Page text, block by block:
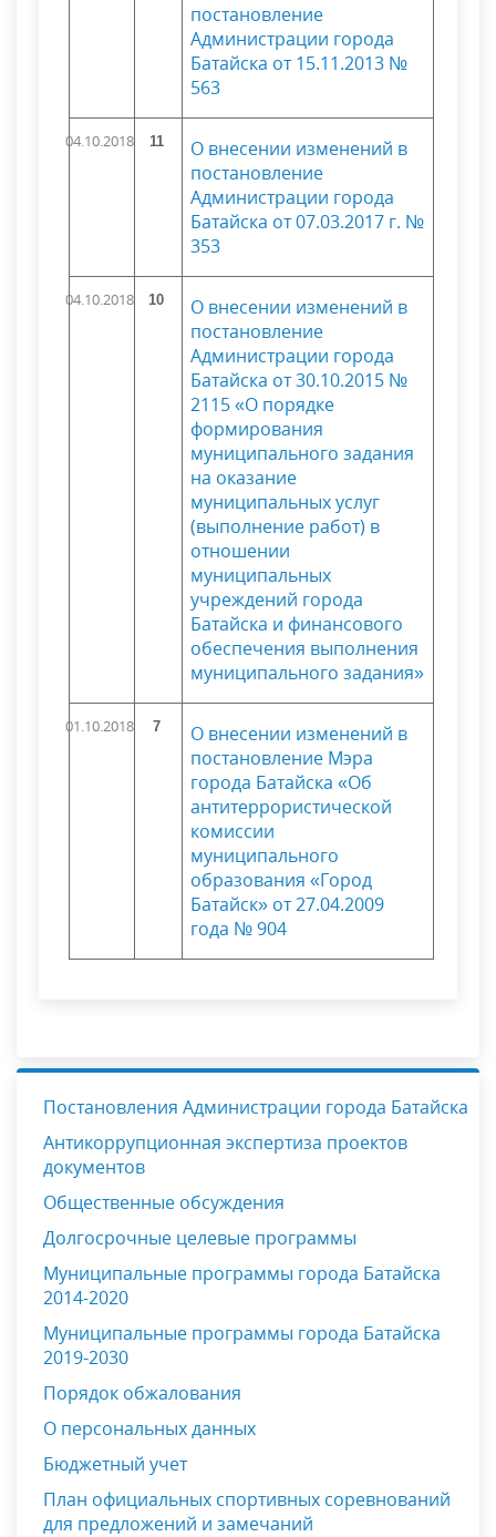
постановление
Администрации города
Батайска от 15.11.2013 №
563
04.10.2018 11
О внесении изменений в
постановление
Администрации города
Батайска от 07.03.2017 г. №
353
04.10.2018 10
О внесении изменений в
постановление
Администрации города
Батайска от 30.10.2015 №
2115 «О порядке
формирования
муниципального задания
на оказание
муниципальных услуг
(выполнение работ) в
отношении
муниципальных
учреждений города
Батайска и финансового
обеспечения выполнения
муниципального задания»
01.10.2018 7
О внесении изменений в
постановление Мэра
города Батайска «Об
антитеррористической
комиссии
муниципального
образования «Город
Батайск» от 27.04.2009
года № 904
Постановления Администрации города Батайска
Антикоррупционная экспертиза проектов
документов
Общественные обсуждения
Долгосрочные целевые программы
Муниципальные программы города Батайска
2014-2020
Муниципальные программы города Батайска
2019-2030
Порядок обжалования
О персональных данных
Бюджетный учет
План официальных спортивных соревнований
для предложений и замечаний